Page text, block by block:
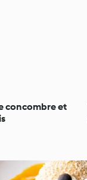
concombre et